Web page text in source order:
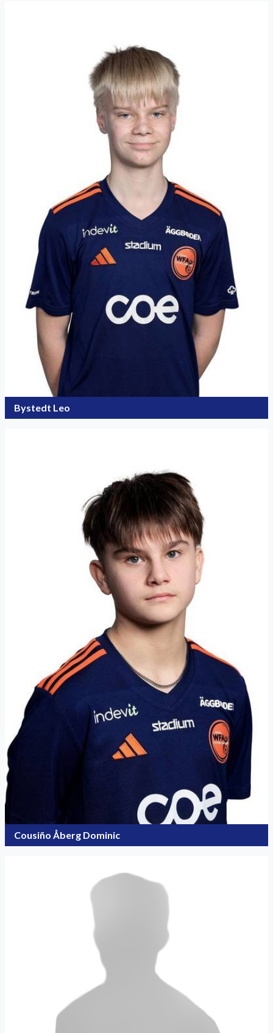
Bystedt Leo
Cousiño Åberg Dominic